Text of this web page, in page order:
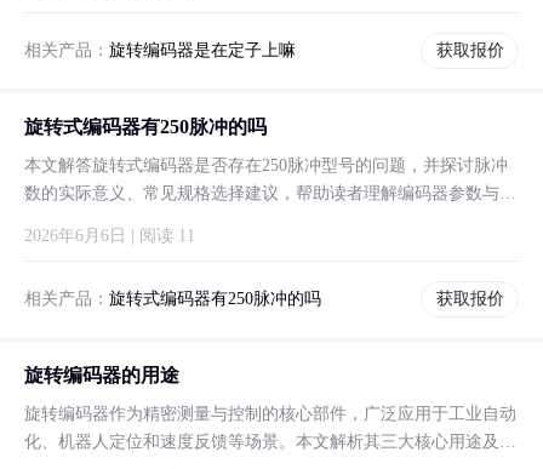
相关产品： 旋转编码器是在定子上嘛 获取报价
旋转式编码器有250脉冲的吗
本文解答旋转式编码器是否存在250脉冲型号的问题，并探讨脉冲
数的实际意义、常见规格选择建议，帮助读者理解编码器参数与应
2026年6月6日 | 阅读 11
相关产品： 旋转式编码器有250脉冲的吗 获取报价
旋转编码器的用途
旋转编码器作为精密测量与控制的核心部件，广泛应用于工业自动
化、机器人定位和速度反馈等场景。本文解析其三大核心用途及扩